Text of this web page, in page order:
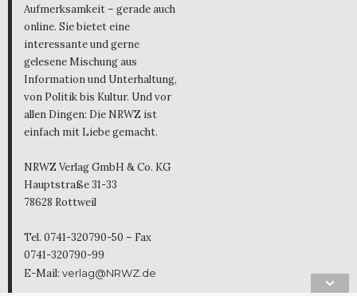
Aufmerksamkeit – gerade auch
online. Sie bietet eine
interessante und gerne
gelesene Mischung aus
Information und Unterhaltung,
von Politik bis Kultur. Und vor
allen Dingen: Die NRWZ ist
einfach mit Liebe gemacht.
NRWZ Verlag GmbH & Co. KG
Hauptstraße 31-33
78628 Rottweil
Tel. 0741-320790-50 – Fax
0741-320790-99
E-Mail: verlag@NRWZ.de